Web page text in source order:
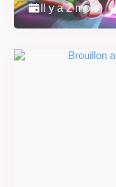
Il y a 2 mois